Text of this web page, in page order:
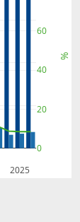
2025
0
20
40
60
%